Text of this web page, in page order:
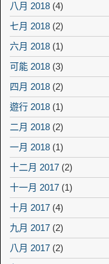
八月 2018 (4)
七月 2018 (2)
六月 2018 (1)
可能 2018 (3)
四月 2018 (2)
遊行 2018 (1)
二月 2018 (2)
一月 2018 (1)
十二月 2017 (2)
十一月 2017 (1)
十月 2017 (4)
九月 2017 (2)
八月 2017 (2)